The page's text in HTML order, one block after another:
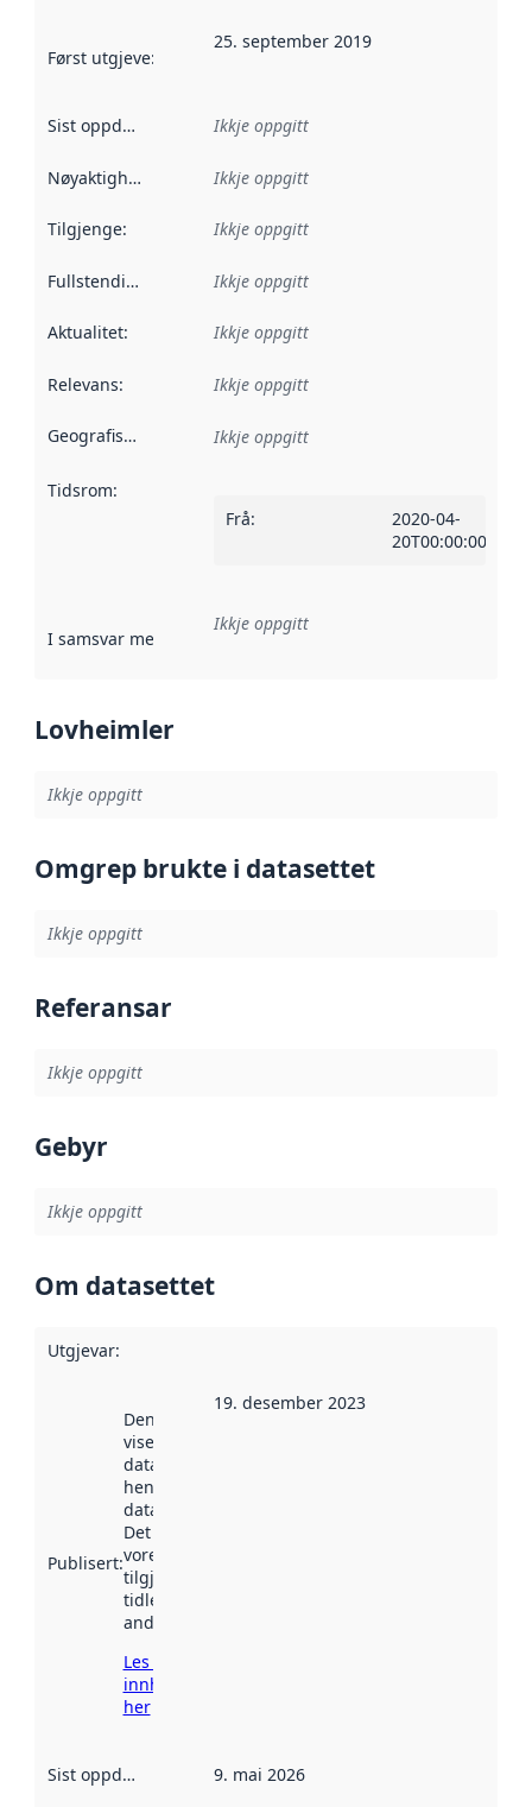
Først utgjeve: Denne datoen seier når dataa i dette
25. september 2019
Sist oppdatert Ikkje oppgitt
Nøyaktigheit Ikkje oppgitt
Tilgjenge: Ikkje oppgitt
Fullstendigheit Ikkje oppgitt
Aktualitet: Ikkje oppgitt
Relevans: Ikkje oppgitt
Geografisk område Ikkje oppgitt
Tidsrom:
Frå:
2020-04-
20T00:00:00Z
I samsvar med Referanse til ei implementeringsregel eller
Ikkje oppgitt
Lovheimler
Ikkje oppgitt
Omgrep brukte i datasettet
Ikkje oppgitt
Referansar
Ikkje oppgitt
Gebyr
Ikkje oppgitt
Om datasettet
Utgjevar:
Publisert:
Denne datoen
viser når
datasettet vart
henta inn av
data.norge.no.
Det kan ha
vore
tilgjengeleg
tidlegare
andre stader.
Les meir om
innhenting
her
19. desember 2023
Sist oppdatert 9. mai 2026